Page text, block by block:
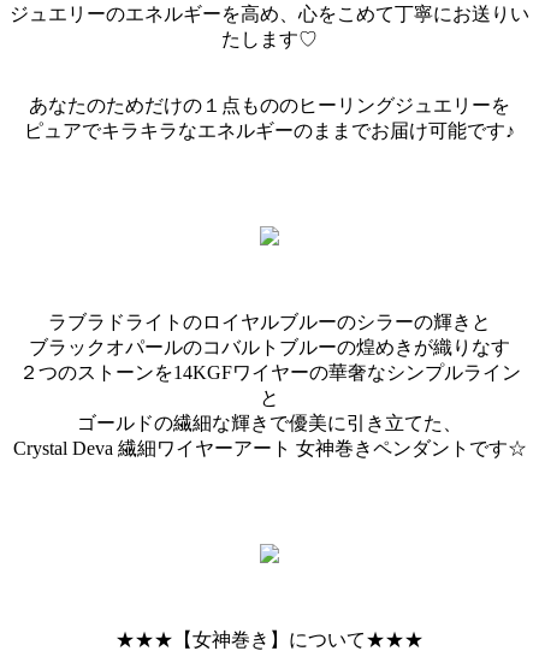
ジュエリーのエネルギーを高め、心をこめて丁寧にお送りい
たします♡
あなたのためだけの１点もののヒーリングジュエリーを
ピュアでキラキラなエネルギーのままでお届け可能です♪
ラブラドライトのロイヤルブルーのシラーの輝きと
ブラックオパールのコバルトブルーの煌めきが織りなす
２つのストーンを14KGFワイヤーの華奢なシンプルライン
と
ゴールドの繊細な輝きで優美に引き立てた、
Crystal Deva 繊細ワイヤーアート 女神巻きペンダントです☆
★★★【女神巻き】について★★★